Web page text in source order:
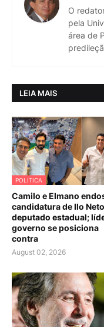
O
pela
área de
LEIA MAIS
POLITICA
Camilo e Elmano
candidatura de Ilo
deputado estadual;
governo se posiciona
contra
August 02, 2026